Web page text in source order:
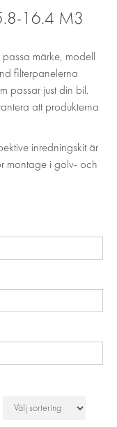
16.4 M3
märke, modell
filterpanelerna
passar just din bil.
att produkterna
inredningskit är
montage i golv- och